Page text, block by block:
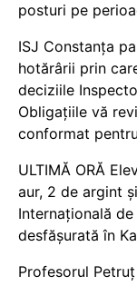
posturi pe
ISJ Constanța
hotărârii prin
deciziile
Obligațiile vă
conformat
ULTIMĂ ORĂ
aur, 2 de argint
Internațională
desfășurată în
Profesorul